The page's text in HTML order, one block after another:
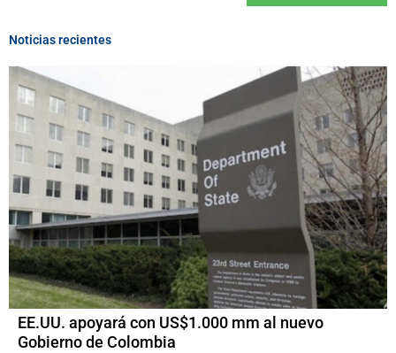
Noticias recientes
EE.UU. apoyará con US$1.000 mm al nuevo
Gobierno de Colombia